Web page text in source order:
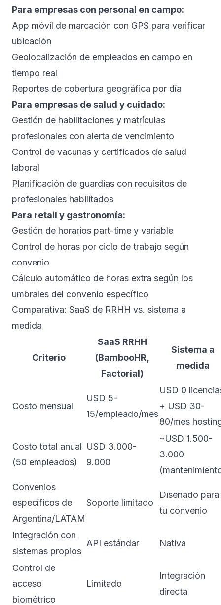
Para empresas con personal en campo:
App móvil de marcación con GPS para verificar
ubicación
Geolocalización de empleados en campo en
tiempo real
Reportes de cobertura geográfica por día
Para empresas de salud y cuidado:
Gestión de habilitaciones y matrículas
profesionales con alerta de vencimiento
Control de vacunas y certificados de salud
laboral
Planificación de guardias con requisitos de
profesionales habilitados
Para retail y gastronomía:
Gestión de horarios part-time y variable
Control de horas por ciclo de trabajo según
convenio
Cálculo automático de horas extra según los
umbrales del convenio específico
Comparativa: SaaS de RRHH vs. sistema a
medida
Criterio
SaaS RRHH
(BambooHR,
Factorial)
Sistema a
medida
Costo mensual
USD 5-
15/empleado/mes
USD 0
+ USD 30-
80/mes
Costo total anual
(50 empleados)
USD 3.000-
9.000
~USD 1.500-
3.000
Convenios
específicos de
Argentina/LATAM
Soporte limitado
Diseñado para
tu convenio
Integración con
sistemas propios
API estándar Nativa
Control de
acceso
biométrico
Limitado
Integración
directa